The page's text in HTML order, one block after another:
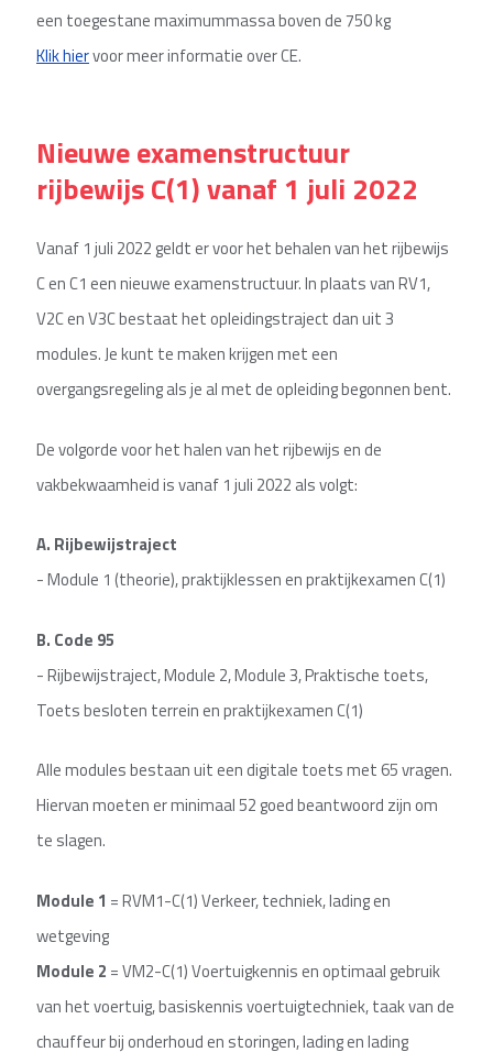
een toegestane maximummassa boven de 750 kg
Klik hiervoor meer informatie over CE.
Nieuwe examenstructuur
rijbewijs C(1) vanaf 1 juli 2022
Vanaf 1 juli 2022 geldt er voor het behalen van het rijbewijs
C en C1 een nieuwe examenstructuur. In plaats van RV1,
V2C en V3C bestaat het opleidingstraject dan uit 3
modules. Je kunt te maken krijgen met een
overgangsregeling als je al met de opleiding begonnen bent.
De volgorde voor het halen van het rijbewijs en de
vakbekwaamheid is vanaf 1 juli 2022 als volgt:
A. Rijbewijstraject
- Module 1 (theorie), praktijklessen en praktijkexamen C(1)
B. Code 95
- Rijbewijstraject, Module 2, Module 3, Praktische toets,
Toets besloten terrein en praktijkexamen C(1)
Alle modules bestaan uit een digitale toets met 65 vragen.
Hiervan moeten er minimaal 52 goed beantwoord zijn om
te slagen.
Module 1 = RVM1-C(1) Verkeer, techniek, lading en
wetgeving
Module 2 = VM2-C(1) Voertuigkennis en optimaal gebruik
van het voertuig, basiskennis voertuigtechniek, taak van de
chauffeur bij onderhoud en storingen, lading en lading